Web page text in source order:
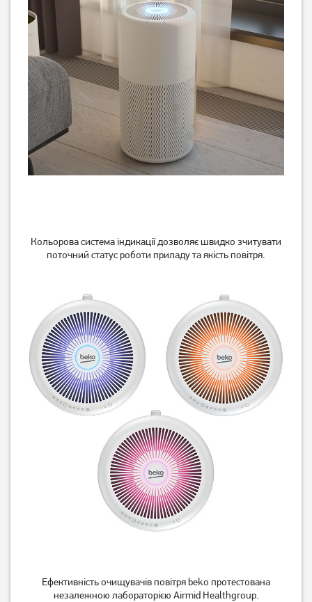
Кольорова система індикації дозволяє швидко зчитувати
поточний статус роботи приладу та якість повітря.
Ефективність очищувачів повітря beko протестована
незалежною лабораторією Airmid Healthgroup.